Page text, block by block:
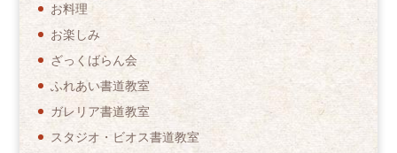
お料理
お楽しみ
ざっくばらん会
ふれあい書道教室
ガレリア書道教室
スタジオ・ビオス書道教室